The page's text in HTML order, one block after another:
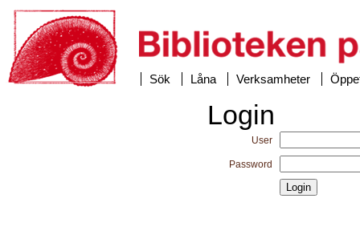
Sök Låna Verksamheter
Login
User
Password